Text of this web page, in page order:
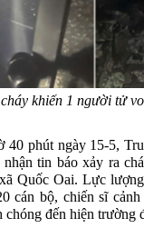
khiến 1 người tử
40 phút ngày 15-5,
tin báo xảy ra
Quốc Oai. Lực
cán bộ, chiến sĩ
đến hiện trường